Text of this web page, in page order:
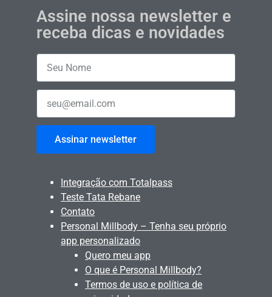
Assine nossa newsletter e
receba dicas e novidades
Assinar newsletter
Integração com Totalpass
Teste Tata Rebane
Contato
Personal Millbody – Tenha seu próprio
app personalizado
Quero meu app
O que é Personal Millbody?
Termos de uso e política de